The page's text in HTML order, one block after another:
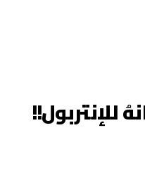
للإنتربول!!